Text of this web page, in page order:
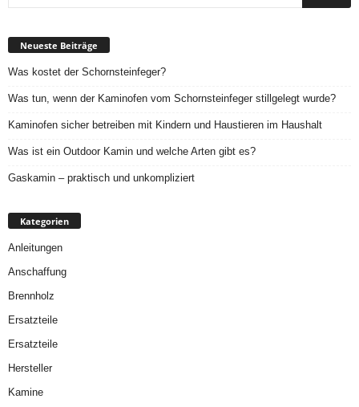
Neueste Beiträge
Was kostet der Schornsteinfeger?
Was tun, wenn der Kaminofen vom Schornsteinfeger stillgelegt wurde?
Kaminofen sicher betreiben mit Kindern und Haustieren im Haushalt
Was ist ein Outdoor Kamin und welche Arten gibt es?
Gaskamin – praktisch und unkompliziert
Kategorien
Anleitungen
Anschaffung
Brennholz
Ersatzteile
Ersatzteile
Hersteller
Kamine